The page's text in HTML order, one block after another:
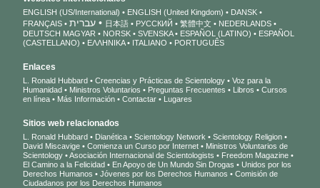
ENGLISH (US/International) ENGLISH (United Kingdom)
DANSK
FRANÇAIS
עברית 日本語 РУССКИЙ 繁體中文
NEDERLANDS
DEUTSCH MAGYAR NORSK SVENSKA ESPAÑOL (LATINO)
ESPAÑOL
(CASTELLANO)
ΕΛΛΗΝΙΚA ITALIANO PORTUGUÊS
Enlaces
L. Ronald Hubbard Creencias y Prácticas de Scientology
Voz para la
Humanidad
Ministros Voluntarios Preguntas Frecuentes Libros
Cursos
en línea
Más Información Contactar Lugares
Sitios web relacionados
L. Ronald Hubbard Dianética Scientology Network
Scientology Religion
David Miscavige
Comienza un Curso por Internet
Ministros Voluntarios de
Scientology
Asociación Internacional de Scientologists
Freedom Magazine
El Camino a la Felicidad
En Apoyo de Un Mundo Sin Drogas
Unidos por los
Derechos Humanos
Jóvenes por los Derechos Humanos
Comisión de
Ciudadanos por los Derechos Humanos